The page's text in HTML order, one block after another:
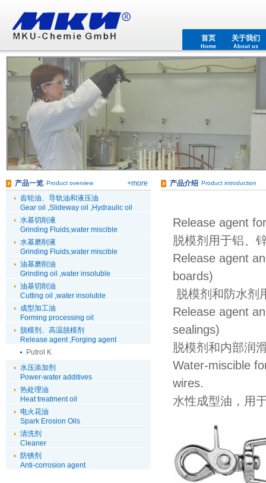
首页
Home
关于我们
About us
产品一览 Product overview
+more
齿轮油、导轨油和液压油
Gear oil ,Slideway oil ,Hydraulic oil
水基切削液
Grinding Fluids,water miscible
水基磨削液
Grinding Fluids,water miscible
油基磨削油
Grinding oil ,water insoluble
油基切削油
Cutting oil ,water insoluble
成型加工油
Forming processing oil
脱模剂、高温脱模剂
Release agent ,Forging agent
Putrol K
水压添加剂
Power-water additives
热处理油
Heat treatment oil
电火花油
Spark Erosion Oils
清洗剂
Cleaner
防锈剂
Anti-corrosion agent
产品介绍 Product introduction
Release agent
脱模剂用于铝、
Release agent
boards)
脱模剂和防水剂
Release agent
sealings)
脱模剂和内部润
Water-miscible
wires.
水性成型油，用